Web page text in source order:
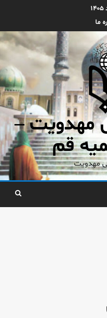
ما
مهدویت –
قم
مهدویت